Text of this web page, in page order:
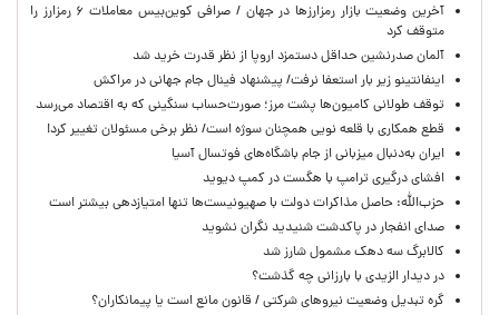
آخرین وضعیت بازار رمزارزها در جهان / صرافی کوین‌بیس معاملات ۶ رمزارز را
متوقف کرد
آلمان صدرنشین حداقل دستمزد اروپا از نظر قدرت خرید شد
اینفانتینو زیر بار استعفا نرفت/ پیشنهاد فینال جام جهانی در مراکش
توقف طولانی کامیون‌ها پشت مرز؛ صورت‌حساب سنگینی که به اقتصاد می‌رسد
قطع همکاری با قلعه نویی همچنان سوژه است/ نظر برخی مسئولان تغییر کرد!
ایران به‌دنبال میزبانی از جام باشگاه‌های فوتسال آسیا
افشای درگیری ترامپ با هگست در کمپ دیوید
حزب‌الله: حاصل مذاکرات دولت با صهیونیست‌ها تنها امتیازدهی‌ بیشتر است
صدای انفجار در پاکدشت شنیدید نگران نشوید
کالابرگ سه دهک مشمول شارز شد
در دیدار الزیدی با بارزانی چه گذشت؟
گره تبدیل وضعیت نیروهای شرکتی / قانون مانع است یا پیمانکاران؟